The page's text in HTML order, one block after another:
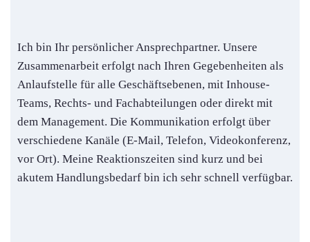
Ich bin Ihr persönlicher Ansprechpartner. Unsere
Zusammenarbeit erfolgt nach Ihren Gegebenheiten als
Anlaufstelle für alle Geschäftsebenen, mit Inhouse-
Teams, Rechts- und Fachabteilungen oder direkt mit
dem Management. Die Kommunikation erfolgt über
verschiedene Kanäle (E-Mail, Telefon, Videokonferenz,
vor Ort). Meine Reaktionszeiten sind kurz und bei
akutem Handlungsbedarf bin ich sehr schnell verfügbar.